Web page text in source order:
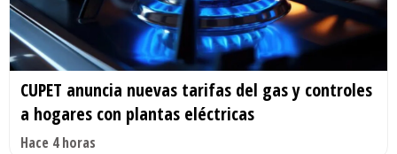
CUPET anuncia nuevas tarifas del gas y controles
a hogares con plantas eléctricas
Hace 4 horas